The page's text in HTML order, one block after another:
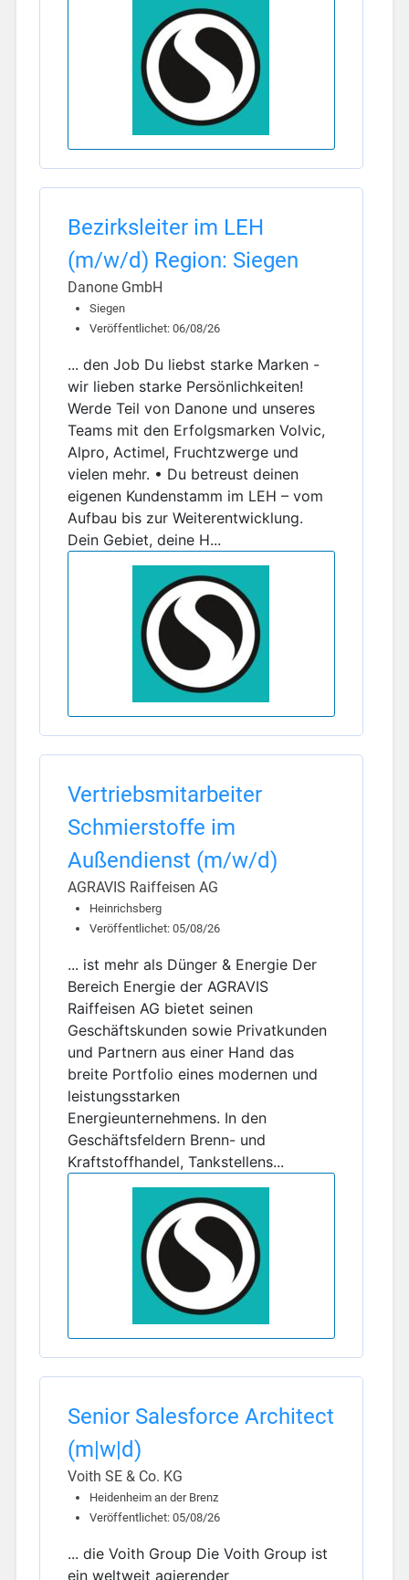
Bezirksleiter im LEH
(m/w/d) Region: Siegen
Danone GmbH
Siegen
Veröffentlichet: 06/08/26
... den Job Du liebst starke Marken -
wir lieben starke Persönlichkeiten!
Werde Teil von Danone und unseres
Teams mit den Erfolgsmarken Volvic,
Alpro, Actimel, Fruchtzwerge und
vielen mehr. • Du betreust deinen
eigenen Kundenstamm im LEH – vom
Aufbau bis zur Weiterentwicklung.
Dein Gebiet, deine H...
Vertriebsmitarbeiter
Schmierstoffe im
Außendienst (m/w/d)
AGRAVIS Raiffeisen AG
Heinrichsberg
Veröffentlichet: 05/08/26
... ist mehr als Dünger & Energie Der
Bereich Energie der AGRAVIS
Raiffeisen AG bietet seinen
Geschäftskunden sowie Privatkunden
und Partnern aus einer Hand das
breite Portfolio eines modernen und
leistungsstarken
Energieunternehmens. In den
Geschäftsfeldern Brenn- und
Kraftstoffhandel, Tankstellens...
Senior Salesforce Architect
(m|w|d)
Voith SE & Co. KG
Heidenheim an der Brenz
Veröffentlichet: 05/08/26
... die Voith Group Die Voith Group ist
ein weltweit agierender